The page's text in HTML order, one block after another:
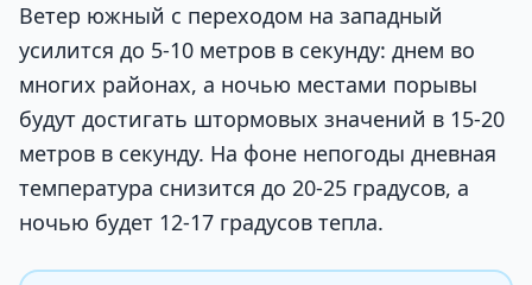
Ветер южный с переходом на западный
усилится до 5-10 метров в секунду: днем во
многих районах, а ночью местами порывы
будут достигать штормовых значений в 15-20
метров в секунду. На фоне непогоды дневная
температура снизится до 20-25 градусов, а
ночью будет 12-17 градусов тепла.